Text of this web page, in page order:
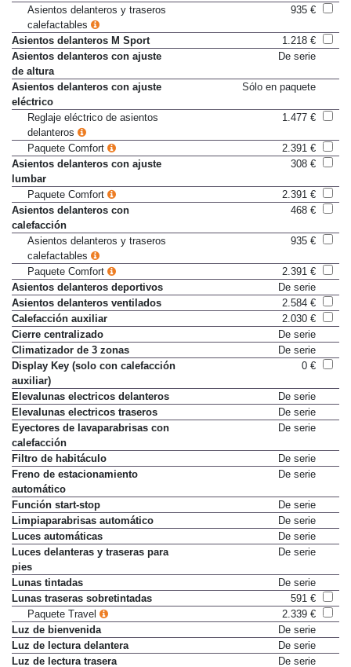
Asiento trasero con calefacción
Sólo en paquete
Asientos delanteros y traseros
calefactables
Asientos delanteros M Sport
1.218 €
Asientos delanteros con ajuste
de altura
Asientos delanteros con ajuste
eléctrico
Reglaje eléctrico de asientos
delanteros
Paquete Comfort
2.391 €
Asientos delanteros con ajuste
lumbar
Paquete Comfort
2.391 €
Asientos delanteros con
calefacción
Asientos delanteros y traseros
calefactables
Paquete Comfort
2.391 €
Asientos delanteros deportivos
De serie
Asientos delanteros ventilados
2.584 €
Calefacción auxiliar
2.030 €
Cierre centralizado
De serie
Climatizador de 3 zonas
De serie
Display Key (solo con calefacción
auxiliar)
Elevalunas electricos delanteros
De serie
Elevalunas electricos traseros
De serie
Eyectores de lavaparabrisas con
calefacción
Filtro de habitáculo
De serie
Freno de estacionamiento
automático
Función start-stop
De serie
Limpiaparabrisas automático
De serie
Luces automáticas
De serie
Luces delanteras y traseras para
pies
Lunas tintadas
De serie
Lunas traseras sobretintadas
591 €
Paquete Travel
2.339 €
Luz de bienvenida
De serie
Luz de lectura delantera
De serie